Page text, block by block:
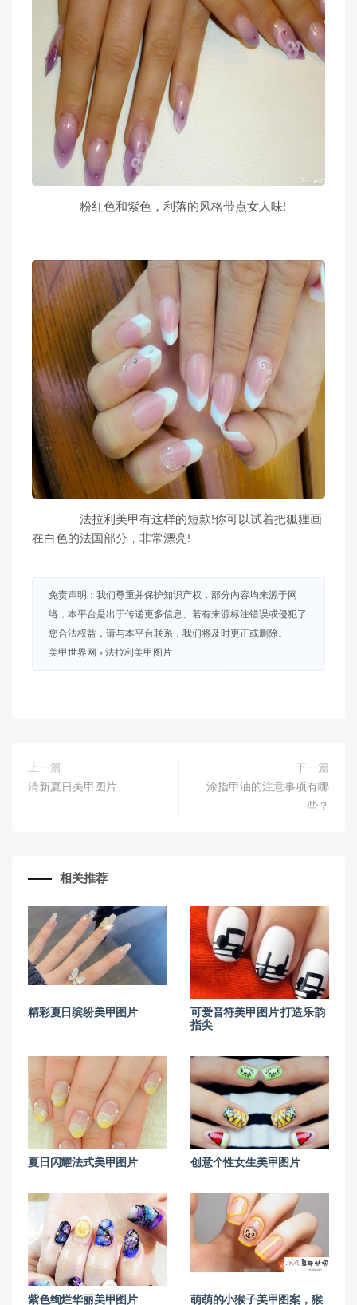
粉红色和紫色，利落的风格带点女人味!
法拉利美甲有这样的短款!你可以试着把狐狸画
在白色的法国部分，非常漂亮!
免责声明：我们尊重并保护知识产权，部分内容均来源于网
络，本平台是出于传递更多信息、若有来源标注错误或侵犯了
您合法权益，请与本平台联系，我们将及时更正或删除。
美甲世界网 » 法拉利美甲图片
上一篇
清新夏日美甲图片
下一篇
涂指甲油的注意事项有哪
些？
相关推荐
精彩夏日缤纷美甲图片
可爱音符美甲图片 打造乐韵
指尖
夏日闪耀法式美甲图片 创意个性女生美甲图片
紫色绚烂华丽美甲图片 萌萌的小猴子美甲图案，猴